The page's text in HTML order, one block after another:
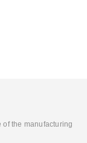
the manufacturing